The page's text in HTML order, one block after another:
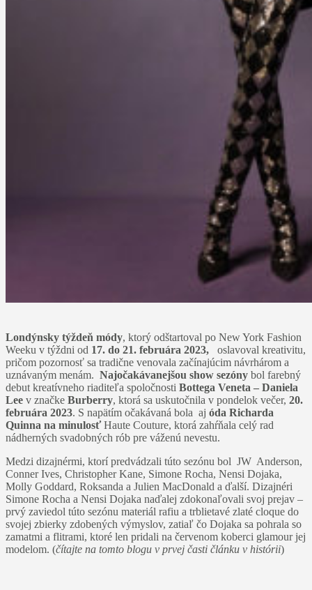
Londýnsky týždeň módy, ktorý odštartoval po New York Fashion
Weeku v týždni od 17. do 21. februára 2023,
oslavoval kreativitu,
pričom pozornosť sa tradične venovala začínajúcim návrhárom a
uznávaným menám. Najočakávanejšou show sezóny bol farebný
debut kreatívneho riaditeľa spoločnosti Bottega Veneta – Daniela
Lee v značke Burberry, ktorá sa uskutočnila v pondelok večer, 20.
februára 2023. S napätím očakávaná bola aj óda Richarda
Quinna na minulosťHaute Couture, ktorá zahŕňala celý rad
nádherných svadobných rób pre váženú nevestu.
Medzi dizajnérmi, ktorí predvádzali túto sezónu bol JW Anderson,
Conner Ives, Christopher Kane, Simone Rocha, Nensi Dojaka,
Molly Goddard, Roksanda a Julien MacDonald a ďalší. Dizajnéri
Simone Rocha a Nensi Dojaka naďalej zdokonaľovali svoj prejav –
prvý zaviedol túto sezónu materiál rafiu a trblietavé zlaté cloque do
svojej zbierky zdobených výmyslov, zatiaľ čo Dojaka sa pohrala so
zamatmi a flitrami, ktoré len pridali na červenom koberci glamour jej
modelom. (čítajte na tomto blogu v prvej časti článku v histórii)